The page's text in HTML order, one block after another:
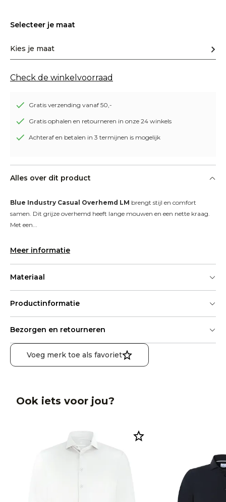
Selecteer je maat
Kies je maat
Check de winkelvoorraad
Gratis verzending vanaf 50,-
Gratis ophalen en retourneren in onze 24 winkels
Achteraf en betalen in 3 termijnen is mogelijk
Alles over dit product
Blue Industry Casual Overhemd LM brengt stijl en comfort
samen. Dit grijze overhemd heeft lange mouwen en een nette kraag.
Met een...
Meer informatie
Materiaal
Productinformatie
Bezorgen en retourneren
Voeg merk toe als favoriet
Ook iets voor jou?